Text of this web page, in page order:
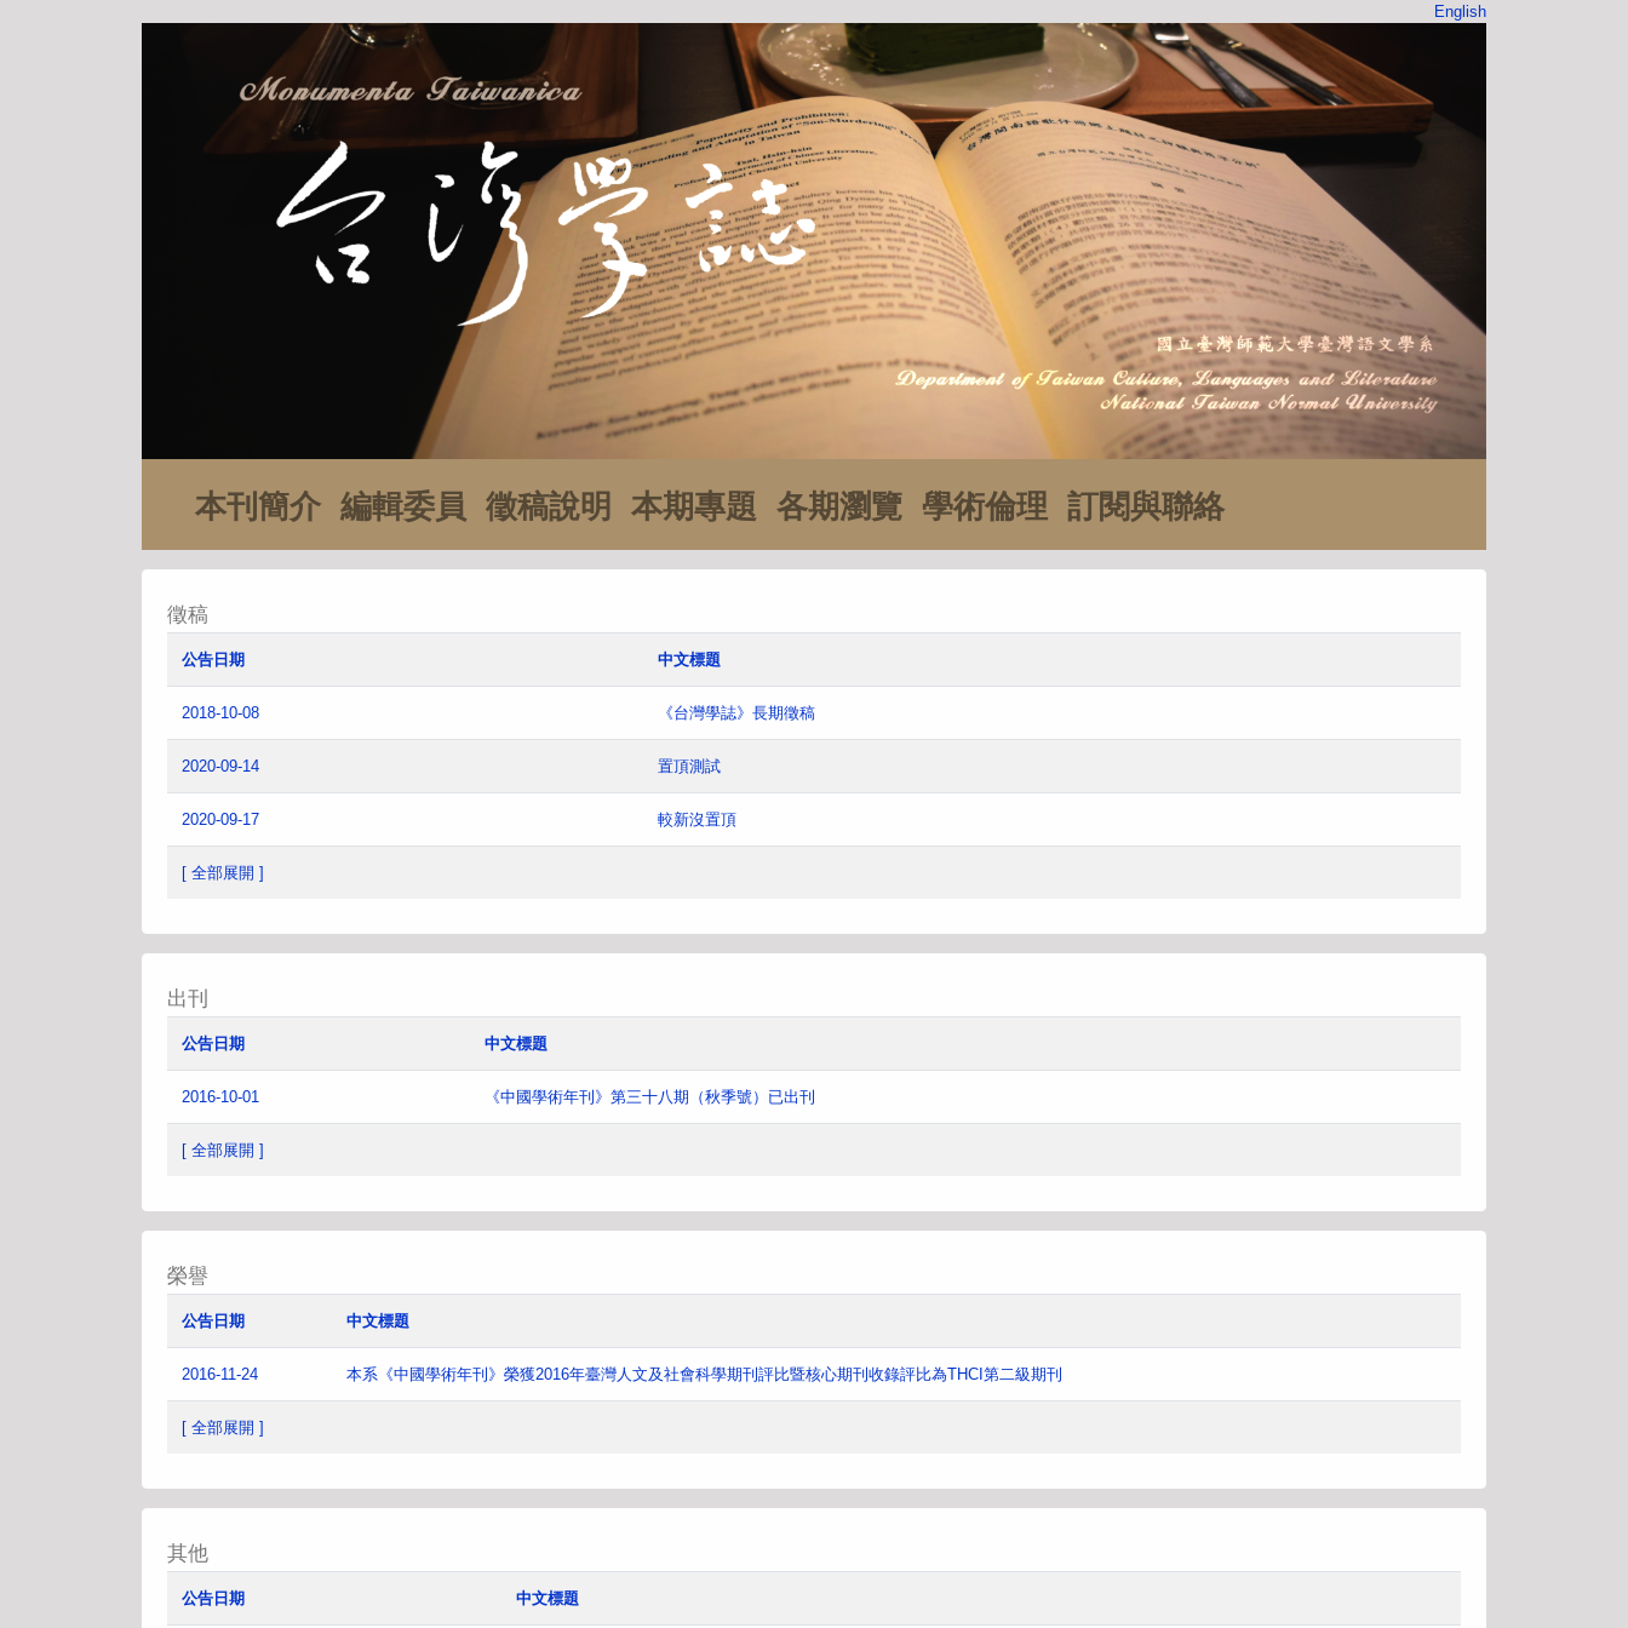
English
本刊簡介 編輯委員 徵稿說明 本期專題 各期瀏覽 學術倫理 訂閱與聯絡
徵稿
公告日期 中文標題
2018-10-08 《台灣學誌》長期徵稿
2020-09-14 置頂測試
2020-09-17 較新沒置頂
[ 全部展開 ]
出刊
公告日期 中文標題
2016-10-01 《中國學術年刊》第三十八期（秋季號）已出刊
[ 全部展開 ]
榮譽
公告日期 中文標題
2016-11-24 本系《中國學術年刊》榮獲2016年臺灣人文及社會科學期刊評比暨核心期刊收錄評比為THCI第二級期刊
[ 全部展開 ]
其他
公告日期 中文標題